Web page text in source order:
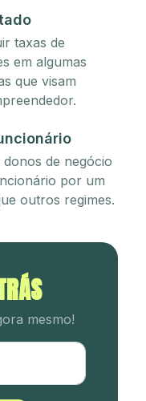
taxas de
em algumas
que visam
de negócio
por um
outros regimes.
mesmo!